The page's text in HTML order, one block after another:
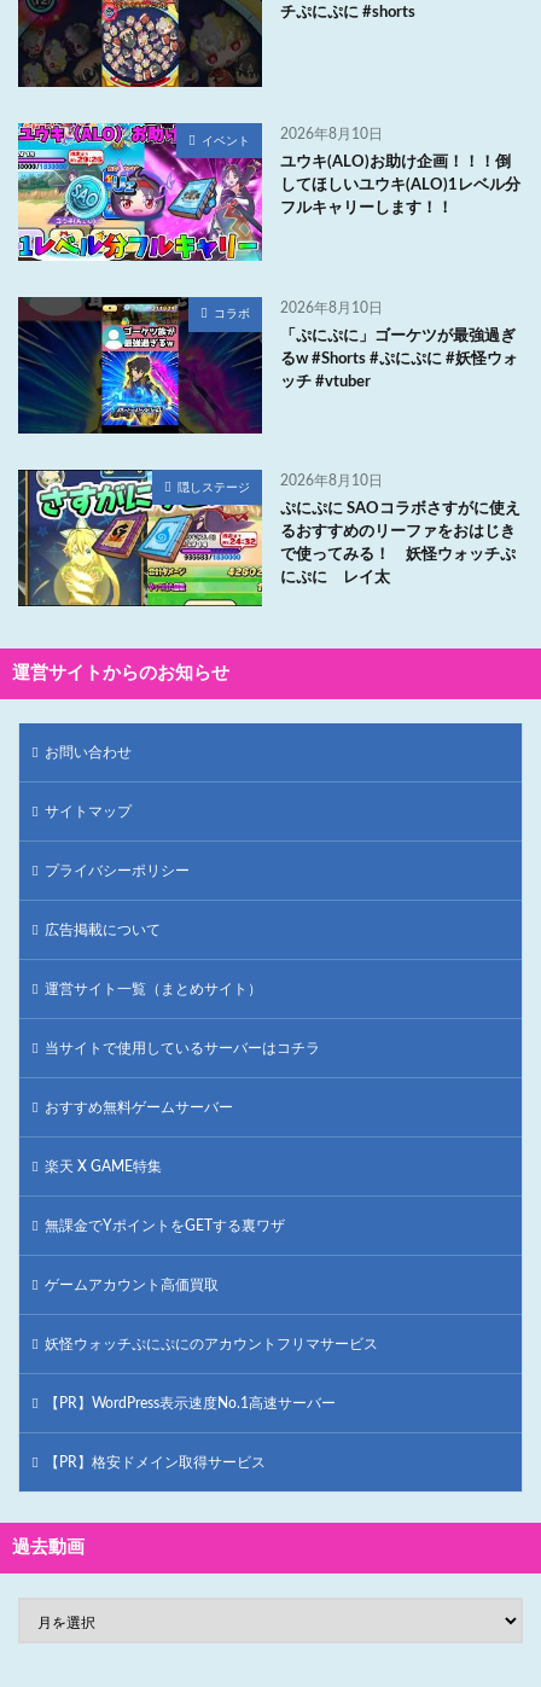
チぷにぷに #shorts
イベント 2026年8月10日
ユウキ(ALO)お助け企画！！！倒
してほしいユウキ(ALO)1レベル分
フルキャリーします！！
コラボ 2026年8月10日
「ぷにぷに」ゴーケツが最強過ぎ
るw #Shorts #ぷにぷに #妖怪ウォ
ッチ #vtuber
隠しステージ 2026年8月10日
ぷにぷに SAOコラボさすがに使え
るおすすめのリーファをおはじき
で使ってみる！ 妖怪ウォッチぷ
にぷに レイ太
運営サイトからのお知らせ
お問い合わせ
サイトマップ
プライバシーポリシー
広告掲載について
運営サイト一覧（まとめサイト）
当サイトで使用しているサーバーはコチラ
おすすめ無料ゲームサーバー
楽天 X GAME特集
無課金でYポイントをGETする裏ワザ
ゲームアカウント高価買取
妖怪ウォッチぷにぷにのアカウントフリマサービス
【PR】WordPress表示速度No.1高速サーバー
【PR】格安ドメイン取得サービス
過去動画